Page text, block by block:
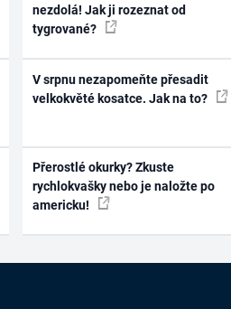
nezdolá! Jak ji rozeznat od
tygrované?
V srpnu nezapomeňte přesadit
velkokvěté kosatce. Jak na to?
Přerostlé okurky? Zkuste
rychlokvašky nebo je naložte po
americku!